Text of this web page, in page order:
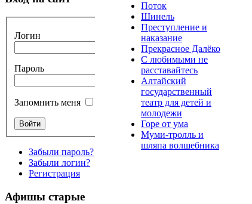
Логин
Пароль
Запомнить меня
Забыли пароль?
Забыли логин?
Регистрация
Афишы старые
Поток
Шинель
Преступление и
наказание
Прекрасное Далёко
С любимыми не
расставайтесь
Алтайский
государственный
театр для детей и
молодежи
Горе от ума
Муми-тролль и
шляпа волшебника